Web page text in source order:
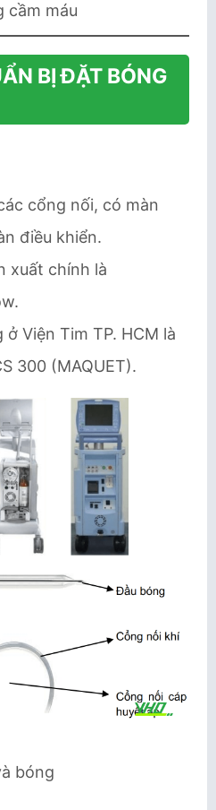
cầm máu
BỊ ĐẶT BÓNG
cổng nối, có màn
điều khiển.
xuất chính là
Viện Tim TP. HCM là
300 (MAQUET).
bóng